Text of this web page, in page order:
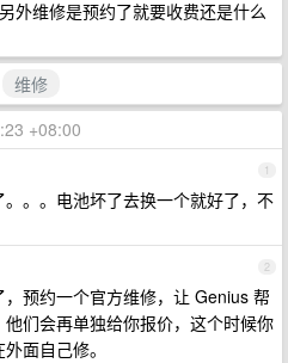
外维修是预约了就要收费还是什么
维修
+08:00
1
。。电池坏了去换一个就好了，不
2
预约一个官方维修，让 Genius 帮
们会再单独给你报价，这个时候你
面自己修。